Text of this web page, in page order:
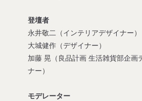
登壇者
永井敬二（インテリアデザイナー）
大城健作（デザイナー）
加藤 晃（良品計画 生活雑貨部企画
ナー）
モデレーター